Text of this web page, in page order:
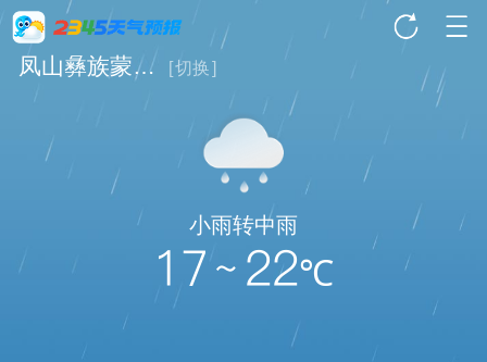
凤山彝族蒙古族乡天气 [切换]
小雨转中雨
17 ~ 22℃